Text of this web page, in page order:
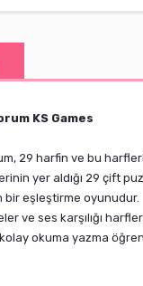
KS Games
29 harfin ve bu
yer aldığı 29 çift
eşleştirme oyunudur.
ve ses karşılığı
okuma yazma